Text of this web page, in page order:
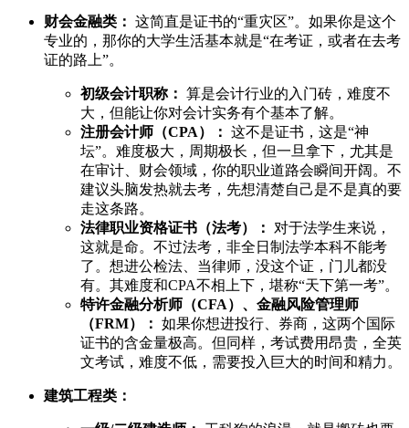
财会金融类： 这简直是证书的“重灾区”。如果你是这个
专业的，那你的大学生活基本就是“在考证，或者在去考
证的路上”。
初级会计职称： 算是会计行业的入门砖，难度不
大，但能让你对会计实务有个基本了解。
注册会计师（CPA）： 这不是证书，这是“神
坛”。难度极大，周期极长，但一旦拿下，尤其是
在审计、财会领域，你的职业道路会瞬间开阔。不
建议头脑发热就去考，先想清楚自己是不是真的要
走这条路。
法律职业资格证书（法考）： 对于法学生来说，
这就是命。不过法考，非全日制法学本科不能考
了。想进公检法、当律师，没这个证，门儿都没
有。其难度和CPA不相上下，堪称“天下第一考”。
特许金融分析师（CFA）、金融风险管理师
（FRM）： 如果你想进投行、券商，这两个国际
证书的含金量极高。但同样，考试费用昂贵，全英
文考试，难度不低，需要投入巨大的时间和精力。
建筑工程类：